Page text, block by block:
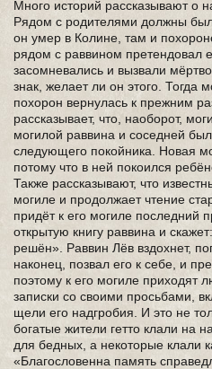
Много историй рассказывают о
Рядом с родителями должны
он умер в Колине, там и
рядом с раввином претендовал
засомневались и вызвали
знак, желает ли он этого. Тогда
похорон вернулась к прежним
рассказывает, что, наоборот,
могилой раввина и соседней
следующего покойника. Новая
потому что в ней покоился
Также рассказывают, что
могиле и продолжает чтение
придёт к его могиле последний
открытую книгу раввина и
решён». Раввин Лёв вздохнет,
наконец, позвал его к себе, и
поэтому к его могиле приходят
записки со своими просьбами,
щели его надгробия. И это не
богатые жители гетто клали на
для бедных, а некоторые клали
«Благословенна память